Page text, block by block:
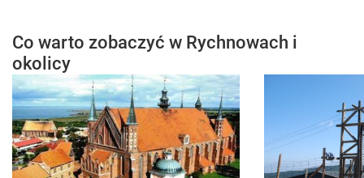
Co warto zobaczyć w Rychnowach i
okolicy